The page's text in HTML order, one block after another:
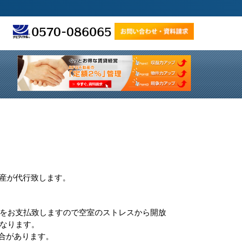
が代行致します。
お支払致しますので空室のストレスから開放
ります。
あります。